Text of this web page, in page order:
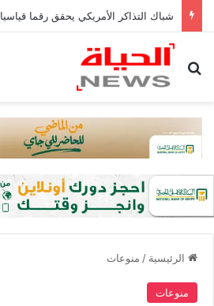
شباك التذاكر الأمريكي يحقق رقما قياسيا
بحث عن
الرئيسية / منوعات
منوعات